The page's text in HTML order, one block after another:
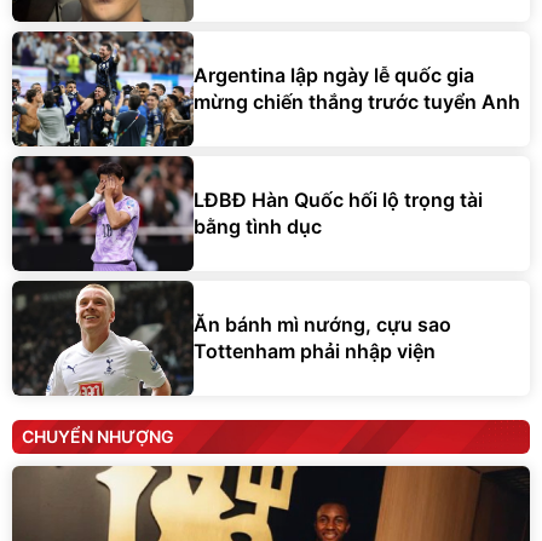
Argentina lập ngày lễ quốc gia
mừng chiến thắng trước tuyển Anh
LĐBĐ Hàn Quốc hối lộ trọng tài
bằng tình dục
Ăn bánh mì nướng, cựu sao
Tottenham phải nhập viện
CHUYỂN NHƯỢNG